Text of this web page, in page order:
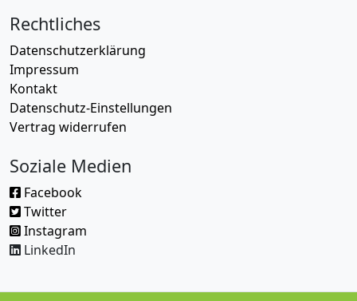
Rechtliches
Datenschutzerklärung
Impressum
Kontakt
Datenschutz-Einstellungen
Vertrag widerrufen
Soziale Medien
Facebook
Twitter
Instagram
LinkedIn